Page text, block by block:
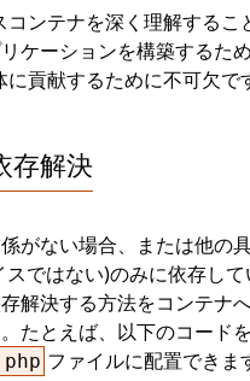
ンテナを深く理解するこ
ケーションを構築するた
貢献するために不可欠で
存解決
がない場合、または他の
ではない)のみに依存して
解決する方法をコンテナ
たとえば、以下のコードを
ファイルに配置できま